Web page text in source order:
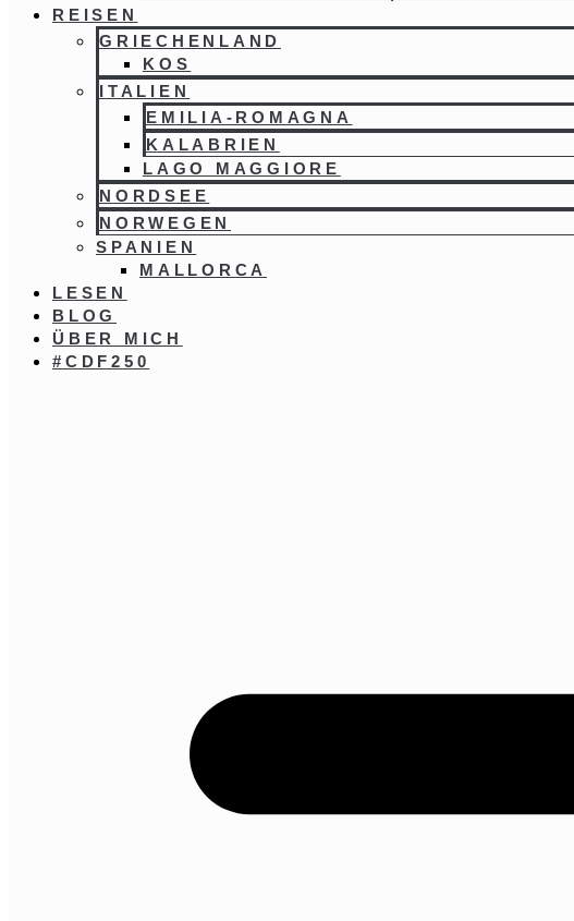
REISEN
GRIECHENLAND
KOS
ITALIEN
EMILIA-ROMAGNA
KALABRIEN
LAGO MAGGIORE
NORDSEE
NORWEGEN
SPANIEN
MALLORCA
LESEN
BLOG
ÜBER MICH
#CDF250